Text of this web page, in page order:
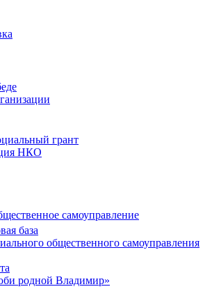
грант
НКО
самоуправление
база
общественного самоуправления
родной Владимир»